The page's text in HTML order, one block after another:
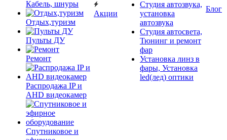
Кабель, шнуры
Отдых,туризм
Пульты ДУ
Ремонт
Распродажа IP и
AHD видеокамер
Спутниковое и
Акции
Студия автозвука,
установка
автозвука
Студия автосвета,
Тюнинг и ремонт
фар
Установка линз в
фары, Установка
led(лед) оптики
Блог